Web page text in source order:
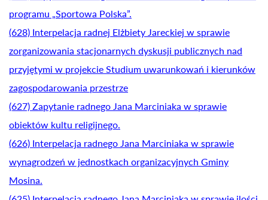
programu „Sportowa Polska”.
(628) Interpelacja radnej Elżbiety Jareckiej w sprawie
zorganizowania stacjonarnych dyskusji publicznych nad
przyjętymi w projekcie Studium uwarunkowań i kierunków
zagospodarowania przestrze
(627) Zapytanie radnego Jana Marciniaka w sprawie
obiektów kultu religijnego.
(626) Interpelacja radnego Jana Marciniaka w sprawie
wynagrodzeń w jednostkach organizacyjnych Gminy
Mosina.